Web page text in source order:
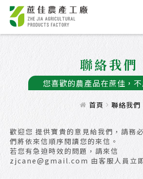
聯絡我們
您喜歡的農產品在蔗佳，
首頁 聯絡我們
歡迎您 提供寶貴的意見給我們，請務
們將依來信順序閱讀您的來信。
若您有急迫時效的問題，請來信
zjcane@gmail.com 由客服人員立即